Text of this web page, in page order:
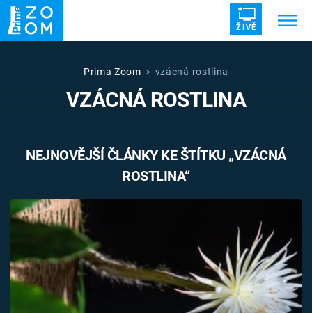
ŽIVĚ
ZRÁDCI UFO DRUHÁ SVĚTOVÁ VÁLKA
VETŘELCI DÁVNOVĚKU
Témata
Pořady
TV Program
Prima Zoom vzácná rostlina
VZÁCNÁ ROSTLINA
NEJNOVĚJŠÍ ČLÁNKY KE ŠTÍTKU „VZÁCNÁ
ROSTLINA“